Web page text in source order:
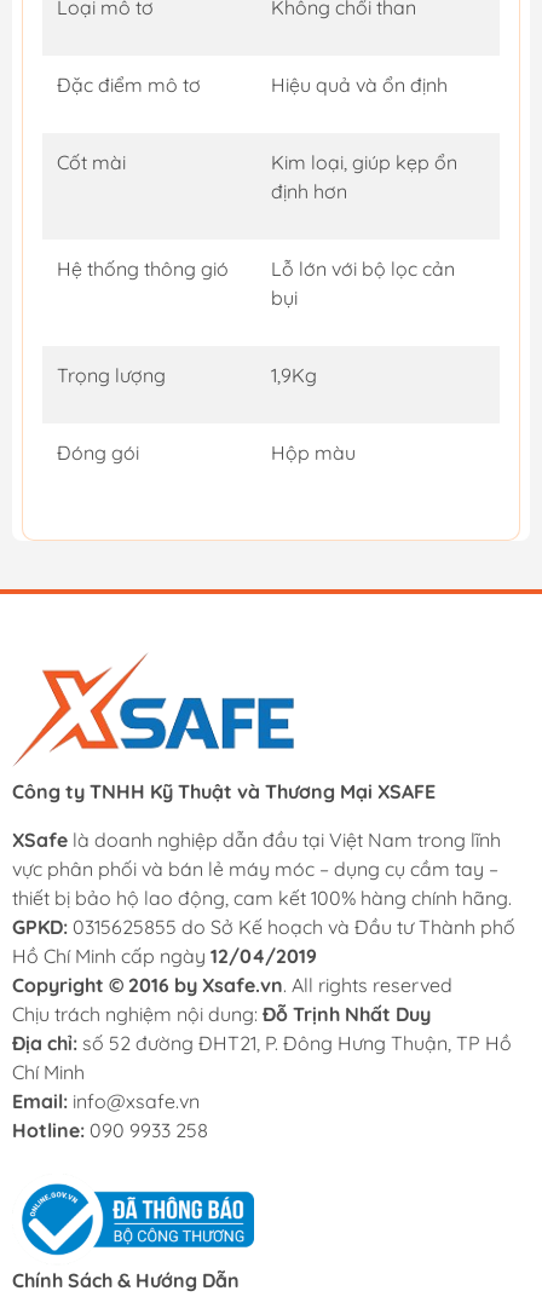
Loại mô tơ Không chổi than
Đặc điểm mô tơ Hiệu quả và ổn định
Cốt mài
Kim loại, giúp kẹp ổn
định hơn
Hệ thống thông gió
Lỗ lớn với bộ lọc cản
bụi
Trọng lượng 1,9Kg
Đóng gói Hộp màu
Công ty TNHH Kỹ Thuật và Thương Mại XSAFE
XSafe là doanh nghiệp dẫn đầu tại Việt Nam trong lĩnh
vực phân phối và bán lẻ máy móc – dụng cụ cầm tay –
thiết bị bảo hộ lao động, cam kết 100% hàng chính hãng.
GPKD: 0315625855 do Sở Kế hoạch và Đầu tư Thành phố
Hồ Chí Minh cấp ngày 12/04/2019
Copyright © 2016 by Xsafe.vn. All rights reserved
Chịu trách nghiệm nội dung: Đỗ Trịnh Nhất Duy
Địa chỉ: số 52 đường ĐHT21, P. Đông Hưng Thuận, TP Hồ
Chí Minh
Email: info@xsafe.vn
Hotline: 090 9933 258
Chính Sách & Hướng Dẫn